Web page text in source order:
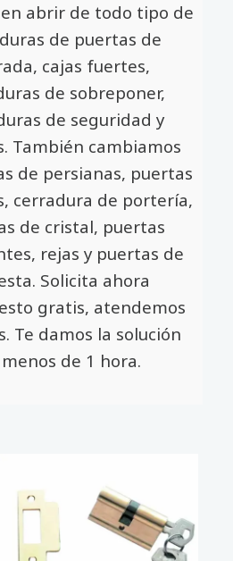
abrir de todo tipo de
de puertas de
cajas fuertes,
de sobreponer,
de seguridad y
También cambiamos
de persianas, puertas
cerradura de portería,
de cristal, puertas
rejas y puertas de
Solicita ahora
gratis, atendemos
Te damos la solución
de 1 hora.